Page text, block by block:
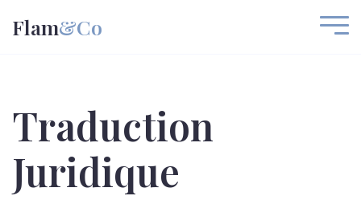
Flam&Co
Traduction
Juridique